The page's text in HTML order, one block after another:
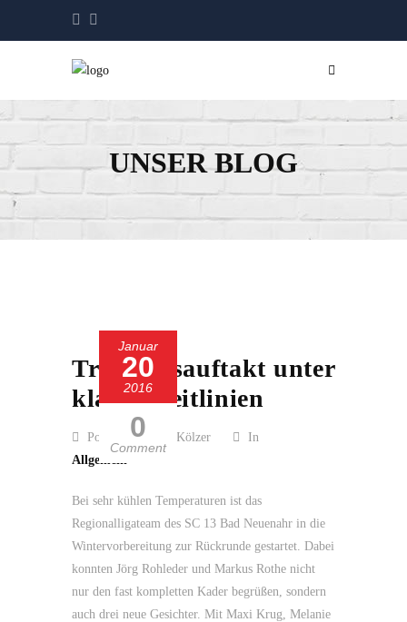
UNSER BLOG
Januar
20
2016
0
Comment
Trainingsauftakt unter
klaren Leitlinien
Posted by Guido Kölzer
In
Allgemein
Bei sehr kühlen Temperaturen ist das
Regionalligateam des SC 13 Bad Neuenahr in die
Wintervorbereitung zur Rückrunde gestartet. Dabei
konnten Jörg Rohleder und Markus Rothe nicht
nur den fast kompletten Kader begrüßen, sondern
auch drei neue Gesichter. Mit Maxi Krug, Melanie